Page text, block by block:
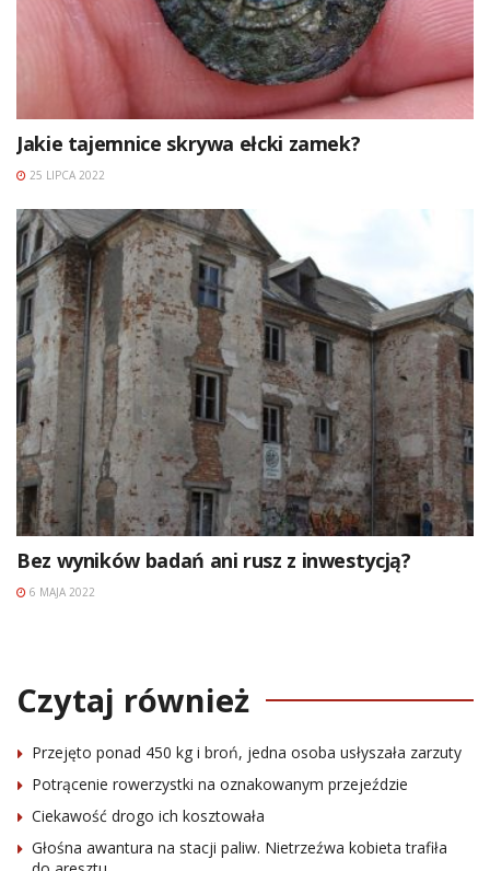
Jakie tajemnice skrywa ełcki zamek?
25 LIPCA 2022
Bez wyników badań ani rusz z inwestycją?
6 MAJA 2022
Czytaj również
Przejęto ponad 450 kg i broń, jedna osoba usłyszała zarzuty
Potrącenie rowerzystki na oznakowanym przejeździe
Ciekawość drogo ich kosztowała
Głośna awantura na stacji paliw. Nietrzeźwa kobieta trafiła